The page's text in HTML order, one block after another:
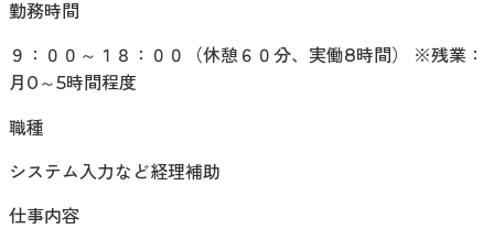
勤務時間
９：００～１８：００（休憩６０分、実働8時間） ※残業：
月0～5時間程度
職種
システム入力など経理補助
仕事内容